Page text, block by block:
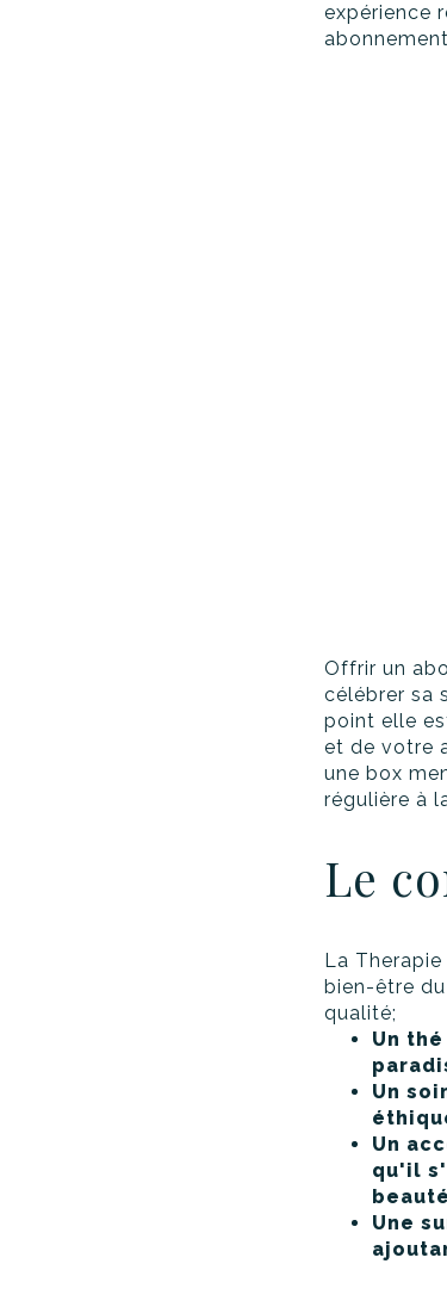
expérience
Offrir un
célébrer sa
point elle
et de votre
une box
régulière à
Le
La
bien-être
qualité;
Un
Un
Un
qu'il
Une